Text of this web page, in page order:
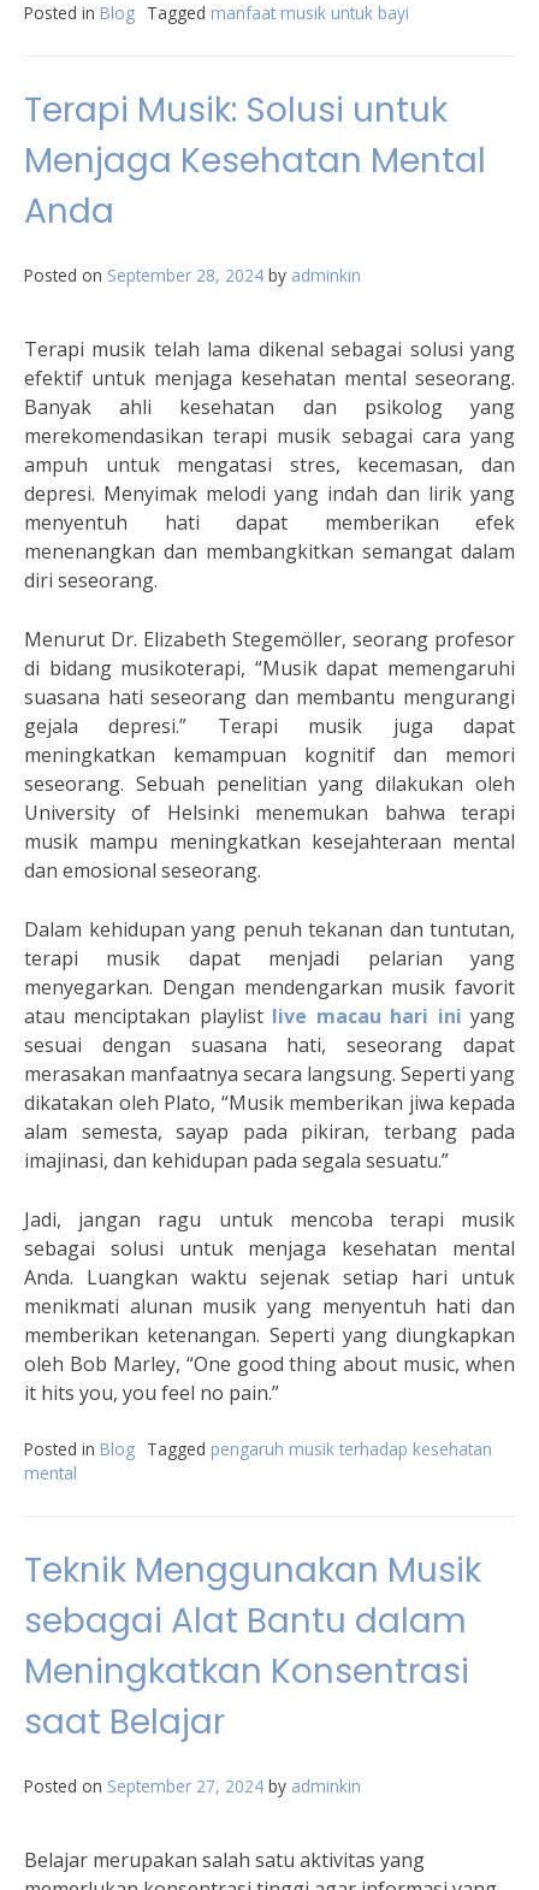
Posted in Blog Tagged manfaat musik untuk bayi
Terapi Musik: Solusi untuk
Menjaga Kesehatan Mental
Anda
Posted on September 28, 2024 by adminkin
Terapi musik telah lama dikenal sebagai solusi yang
efektif untuk menjaga kesehatan mental seseorang.
Banyak ahli kesehatan dan psikolog yang
merekomendasikan terapi musik sebagai cara yang
ampuh untuk mengatasi stres, kecemasan, dan
depresi. Menyimak melodi yang indah dan lirik yang
menyentuh hati dapat memberikan efek
menenangkan dan membangkitkan semangat dalam
diri seseorang.
Menurut Dr. Elizabeth Stegemöller, seorang profesor
di bidang musikoterapi, “Musik dapat memengaruhi
suasana hati seseorang dan membantu mengurangi
gejala depresi.” Terapi musik juga dapat
meningkatkan kemampuan kognitif dan memori
seseorang. Sebuah penelitian yang dilakukan oleh
University of Helsinki menemukan bahwa terapi
musik mampu meningkatkan kesejahteraan mental
dan emosional seseorang.
Dalam kehidupan yang penuh tekanan dan tuntutan,
terapi musik dapat menjadi pelarian yang
menyegarkan. Dengan mendengarkan musik favorit
atau menciptakan playlist live macau hari ini yang
sesuai dengan suasana hati, seseorang dapat
merasakan manfaatnya secara langsung. Seperti yang
dikatakan oleh Plato, “Musik memberikan jiwa kepada
alam semesta, sayap pada pikiran, terbang pada
imajinasi, dan kehidupan pada segala sesuatu.”
Jadi, jangan ragu untuk mencoba terapi musik
sebagai solusi untuk menjaga kesehatan mental
Anda. Luangkan waktu sejenak setiap hari untuk
menikmati alunan musik yang menyentuh hati dan
memberikan ketenangan. Seperti yang diungkapkan
oleh Bob Marley, “One good thing about music, when
it hits you, you feel no pain.”
Posted in Blog Tagged pengaruh musik terhadap kesehatan
mental
Teknik Menggunakan Musik
sebagai Alat Bantu dalam
Meningkatkan Konsentrasi
saat Belajar
Posted on September 27, 2024 by adminkin
Belajar merupakan salah satu aktivitas yang